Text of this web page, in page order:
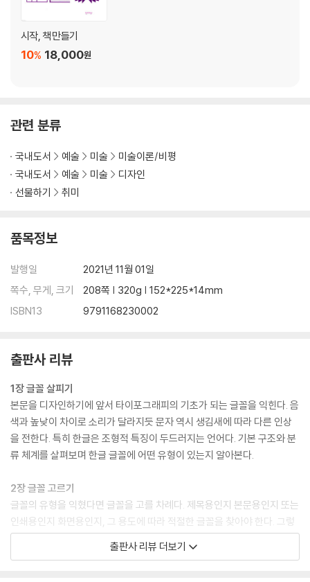
조화로운 글꼴 쌍
2-4 한글 폰트 고르기
폰트의 저작권
3. 읽기 쉽게 글 흘리기
3-1 기본 용어 익히기
글줄과 글줄사이
글자사이와 낱말사이
글줄길이와 글줄 수
읽기 규칙의 구현
3-3 단락 정렬하기
단락 정렬 방식
단락 구분 방식
단락의 줄바꿈 단위
3-4 글줄길이 조절하기
적정한 글줄길이
글줄길이와 단락 정렬
시작, 책 만들기
18,000원
10%
관련 분류
국내도서 예술 미술
미술이론/비평
국내도서
예술 미술
디자인
선물하기
취미
품목정보
발행일
2021년 11월 01일
쪽수, 무게, 크기
208쪽 | 320g | 152*225*14mm
ISBN13
9791168230002
출판사 리뷰
1장 글꼴 살피기
본문을 디자인하기에 앞서 타이포그래피의 기초가 되는 글꼴을 익힌다. 음
색과 높낮이 차이로 소리가 달라지듯 문자 역시 생김새에 따라 다른 인상
을 전한다. 특히 한글은 조형적 특징이 두드러지는 언어다. 기본 구조와 분
류 체계를 살펴보며 한글 글꼴에 어떤 유형이 있는지 알아본다.
2장 글꼴 고르기
글꼴의 유형을 익혔다면 글꼴을 고를 차례다. 제목용인지 본문용인지 또는
인쇄용인지 화면용인지, 그 용도에 따라 적절한 글꼴을 찾아야 한다. 그렇
다고 답이 정해진 것은 아니다. 각각에 최적화된 글꼴은 있어도 독자층, 목
적, 상황에 맞춰 얼마든지 달라진다. 그에 맞는 글꼴을 선택하자.
출판사 리뷰 더보기